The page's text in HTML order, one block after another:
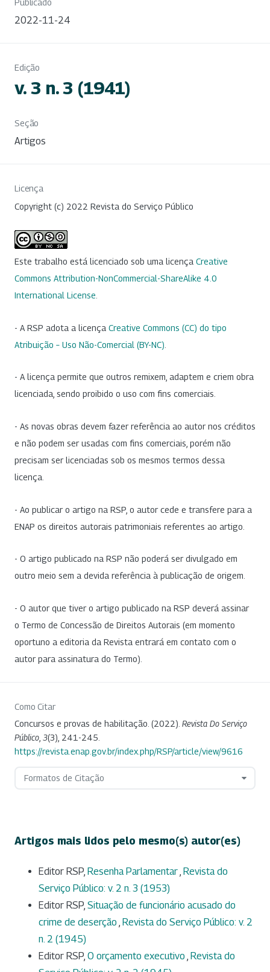
2022-11-24
Edição
v. 3 n. 3 (1941)
Seção
Artigos
Licença
Copyright (c) 2022 Revista do Serviço Público
Este trabalho está licenciado sob uma licença Creative
Commons Attribution-NonCommercial-ShareAlike 4.0
International License
- A RSP adota a licença Creative Commons (CC) do tipo
Atribuição – Uso Não-Comercial (BY-NC)
- A licença permite que outros remixem, adaptem e criem obra
licenciada, sendo proibido o uso com fins comerciais.
- As novas obras devem fazer referência ao autor nos créditos
e não podem ser usadas com fins comerciais, porém não
precisam ser licenciadas sob os mesmos termos dessa
licença.
- Ao publicar o artigo na RSP, o autor cede e transfere para a
ENAP os direitos autorais patrimoniais referentes ao artigo.
- O artigo publicado na RSP não poderá ser divulgado em
outro meio sem a devida referência à publicação de origem.
- O autor que tiver o artigo publicado na RSP deverá assinar
o Termo de Concessão de Direitos Autorais (em momento
oportuno a editoria da Revista entrará em contato com o
autor para assinatura do Termo).
Como Citar
Concursos e provas de habilitação. (2022). Revista Do Serviço
Público 3(3), 241-245.
https://revista.enap.gov.br/index.php/RSP/article/view/9616
Formatos de Citação
Artigos mais lidos pelo mesmo(s) autor(es)
Editor RSP, Resenha Parlamentar, Revista do
Serviço Público: v. 2 n. 3 (1953)
Editor RSP, Situação de funcionário acusado do
crime de deserção , Revista do Serviço Público: v. 2
n. 2 (1945)
Editor RSP, O orçamento executivo , Revista do